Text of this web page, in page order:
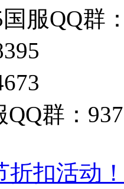
服QQ群
群：
折扣活动